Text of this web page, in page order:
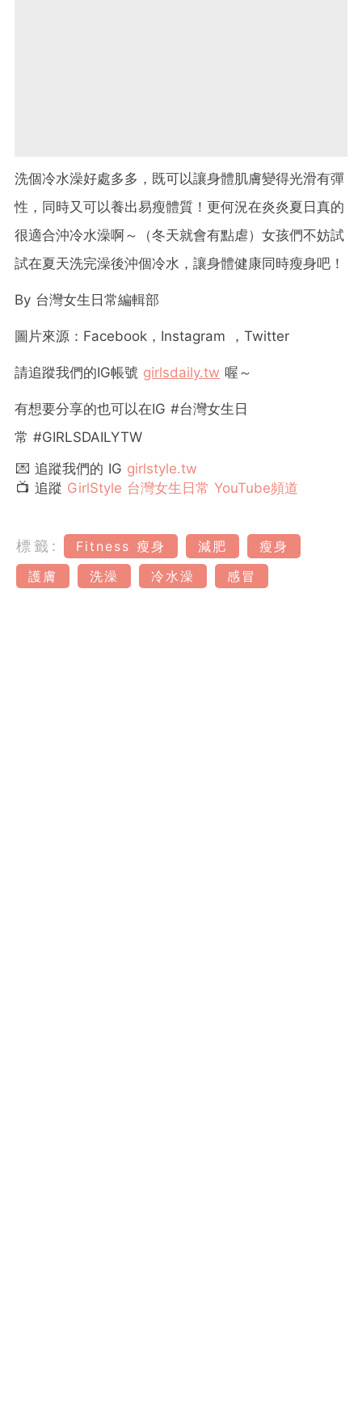
洗個冷水澡好處多多，既可以讓身體肌膚變得光滑有彈
性，同時又可以養出易瘦體質！更何況在炎炎夏日真的
很適合沖冷水澡啊～（冬天就會有點虐）女孩們不妨試
試在夏天洗完澡後沖個冷水，讓身體健康同時瘦身吧！
By 台灣女生日常編輯部
圖片來源： Facebook ， Instagram ， Twitter
請追蹤我們的IG帳號 girlsdaily.tw 喔～
有想要分享的也可以在IG #台灣女生日
常 #GIRLSDAILYTW
💌 追蹤我們的 IG girlstyle.tw
📺 追蹤 GirlStyle 台灣女生日常 YouTube頻道
標籤: Fitness 瘦身 減肥
瘦身
護膚
洗澡 冷水澡 感冒